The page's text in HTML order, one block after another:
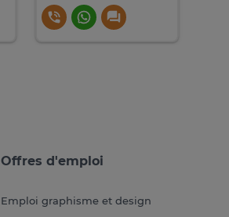
Offres d'emploi
Emploi graphisme et design